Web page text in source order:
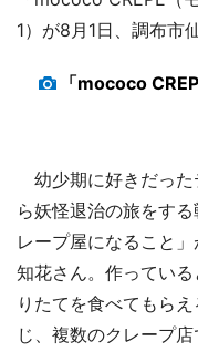
1）が8月1日、調布市
「mococo
幼少期に好きだった
ら妖怪退治の旅をす
レープ屋になること
知花さん。作ってい
りたてを食べてもら
じ、複数のクレープ